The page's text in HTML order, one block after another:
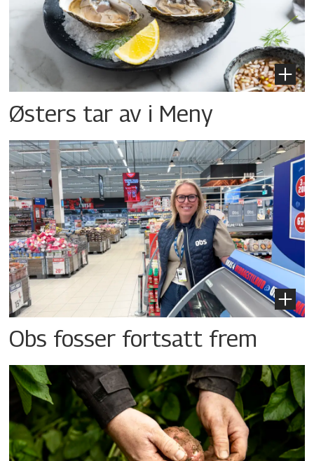
Østers tar av i Meny
Obs fosser fortsatt frem